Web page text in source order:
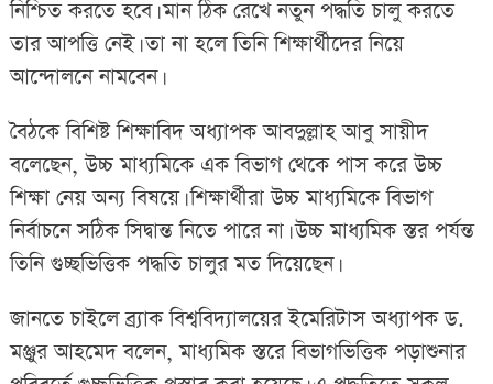
নিশ্চিত করতে হবে। মান ঠিক রেখে নতুন পদ্ধতি চালু করতে
তার আপত্তি নেই। তা না হলে তিনি শিক্ষার্থীদের নিয়ে
আন্দোলনে নামবেন।
বৈঠকে বিশিষ্ট শিক্ষাবিদ অধ্যাপক আবদুল্লাহ আবু সায়ীদ
বলেছেন, উচ্চ মাধ্যমিকে এক বিভাগ থেকে পাস করে উচ্চ
শিক্ষা নেয় অন্য বিষয়ে। শিক্ষার্থীরা উচ্চ মাধ্যমিকে বিভাগ
নির্বাচনে সঠিক সিদ্বান্ত নিতে পারে না। উচ্চ মাধ্যমিক স্তর পর্যন্ত
তিনি গুচ্ছভিত্তিক পদ্ধতি চালুর মত দিয়েছেন।
জানতে চাইলে ব্র্যাক বিশ্ববিদ্যালয়ের ইমেরিটাস অধ্যাপক ড.
মঞ্জুর আহমেদ বলেন, মাধ্যমিক স্তরে বিভাগভিত্তিক পড়াশুনার